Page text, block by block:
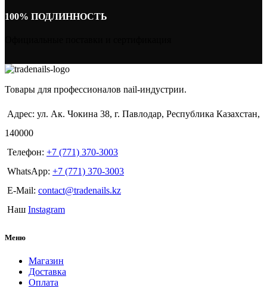
100% ПОДЛИННОСТЬ
Товары для профессионалов nail-индустрии.
Адрес: ул. Ак. Чокина 38, г. Павлодар, Республика Казахстан,
140000
Телефон: +7 (771) 370-3003
WhatsApp: +7 (771) 370-3003
E-Mail: contact@tradenails.kz
Наш Instagram
Меню
Магазин
Доставка
Оплата